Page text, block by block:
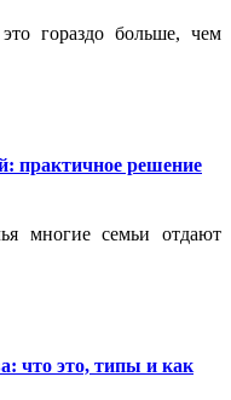
гораздо больше, чем
практичное решение
многие семьи отдают
что это, типы и как